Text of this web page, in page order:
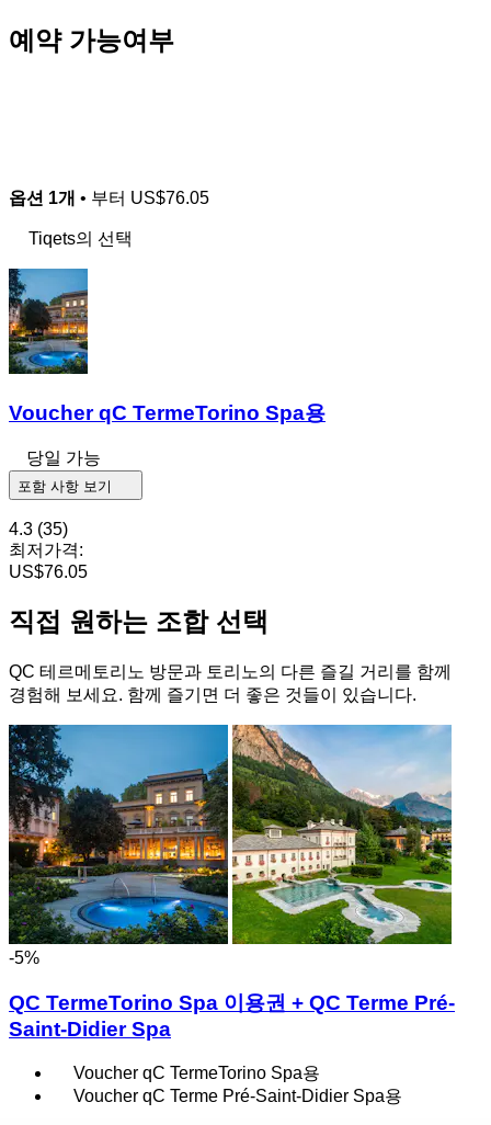
예약 가능여부
옵션 1개 • 부터 US$76.05
Tiqets의 선택
Voucher qC TermeTorino Spa용
당일 가능
포함 사항 보기
4.3 (35)
최저가격:
US$76.05
직접 원하는 조합 선택
QC 테르메토리노 방문과 토리노의 다른 즐길 거리를 함께
경험해 보세요. 함께 즐기면 더 좋은 것들이 있습니다.
-5%
QC TermeTorino Spa 이용권 + QC Terme Pré-
Saint-Didier Spa
Voucher qC TermeTorino Spa용
Voucher qC Terme Pré-Saint-Didier Spa용